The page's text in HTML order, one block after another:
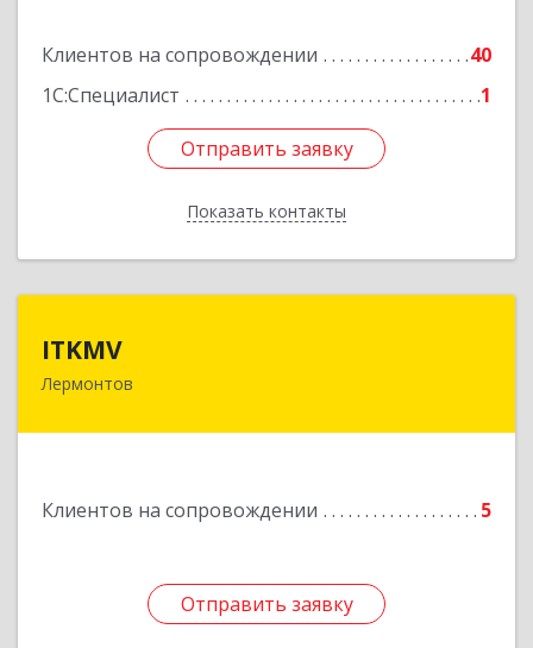
Клиентов на сопровождении
40
1С:Специалист
1
Отправить заявку
Показать контакты
Подробнее
Отправить заявку
Назад
ITKMV
Лермонтов
Клиентов на сопровождении 5
Отправить заявку
Отправить заявку